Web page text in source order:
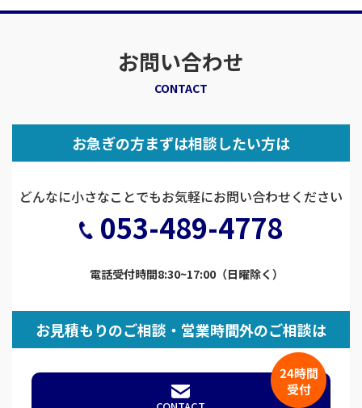
お問い合わせ
CONTACT
お急ぎの⽅まずは相談したい⽅は
どんなに⼩さなことでもお気軽にお問い合わせください
053-489-4778
電話受付時間8:30~17:00（⽇曜除く）
お見積もりのご相談・営業時間外のご相談は